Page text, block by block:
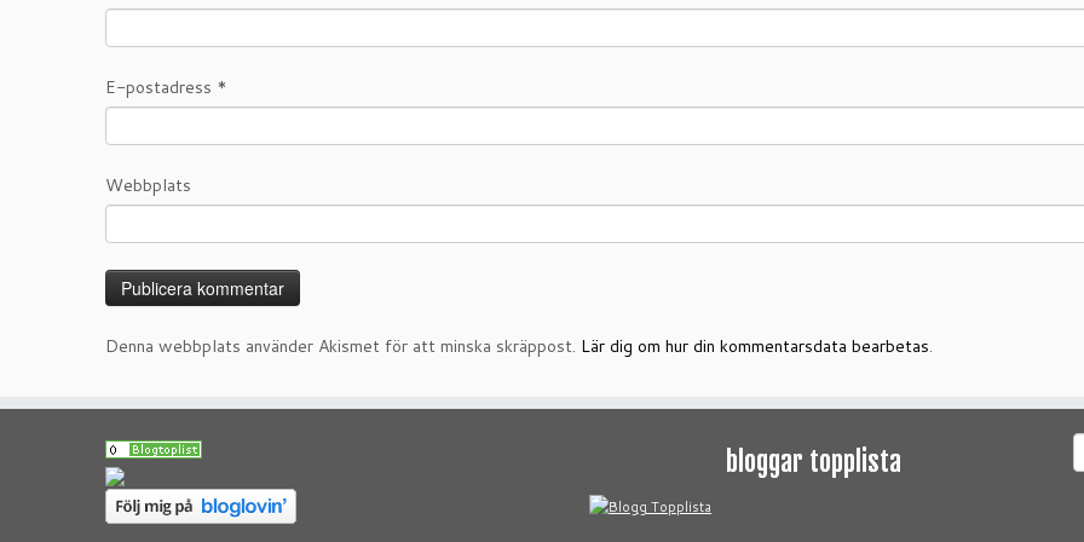
E-postadress *
Webbplats
Denna webbplats använder Akismet för att minska skräppost. Lär dig om hur din kommentarsdata bearbetas.
bloggar topplista